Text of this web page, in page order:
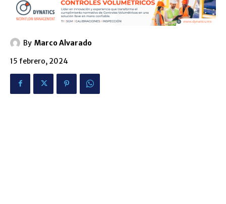
By Marco Alvarado
15 febrero, 2024